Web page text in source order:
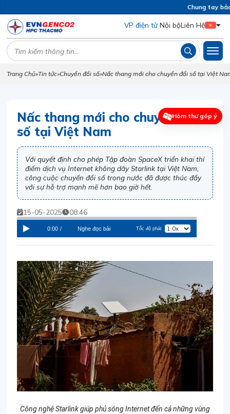
Chung tay
VP điện tử Nội bộLiên Hệ
Trang Chủ»Tin tức»Chuyển đổi số»Nấc thang mới cho chuyển đổi số tại Việt
Nấc thang mới cho chuyển đổi
số tại Việt Nam
Với quyết định cho phép Tập đoàn SpaceX triển khai thí
điểm dịch vụ Internet không dây Starlink tại Việt Nam,
công cuộc chuyển đổi số trong nước đã được thúc đẩy
với sự hỗ trợ mạnh mẽ hơn bao giờ hết.
15-05-2025 08:46
0:00 / Nghe đọc bài Tốc độ phát
Công nghệ Starlink giúp phủ sóng Internet đến cả những vùng
Hòm thư góp ý